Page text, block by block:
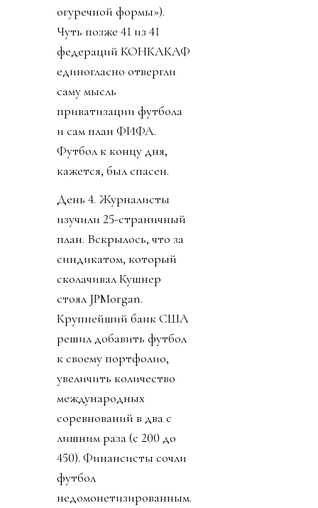
огуречной формы»).
Чуть позже 41 из 41
федераций КОНКАКАФ
единогласно отвергли
саму мысль
приватизации футбола
и сам план ФИФА.
Футбол к концу дня,
кажется, был спасен.
День 4. Журналисты
изучили 25-страничный
план. Вскрылось, что за
синдикатом, который
сколачивал Кушнер
стоял JPMorgan.
Крупнейший банк США
решил добавить футбол
к своему портфолио,
увеличить количество
международных
соревнований в два с
лишним раза (с 200 до
450). Финансисты сочли
футбол
недомонетизированным.